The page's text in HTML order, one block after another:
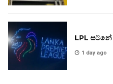
LPL
1 day ago